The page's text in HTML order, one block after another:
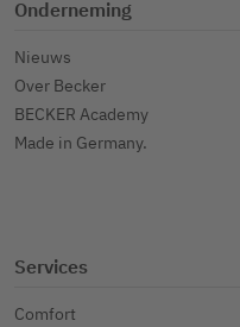
Onderneming
Nieuws
Over Becker
BECKER Academy
Made in Germany.
Services
Comfort